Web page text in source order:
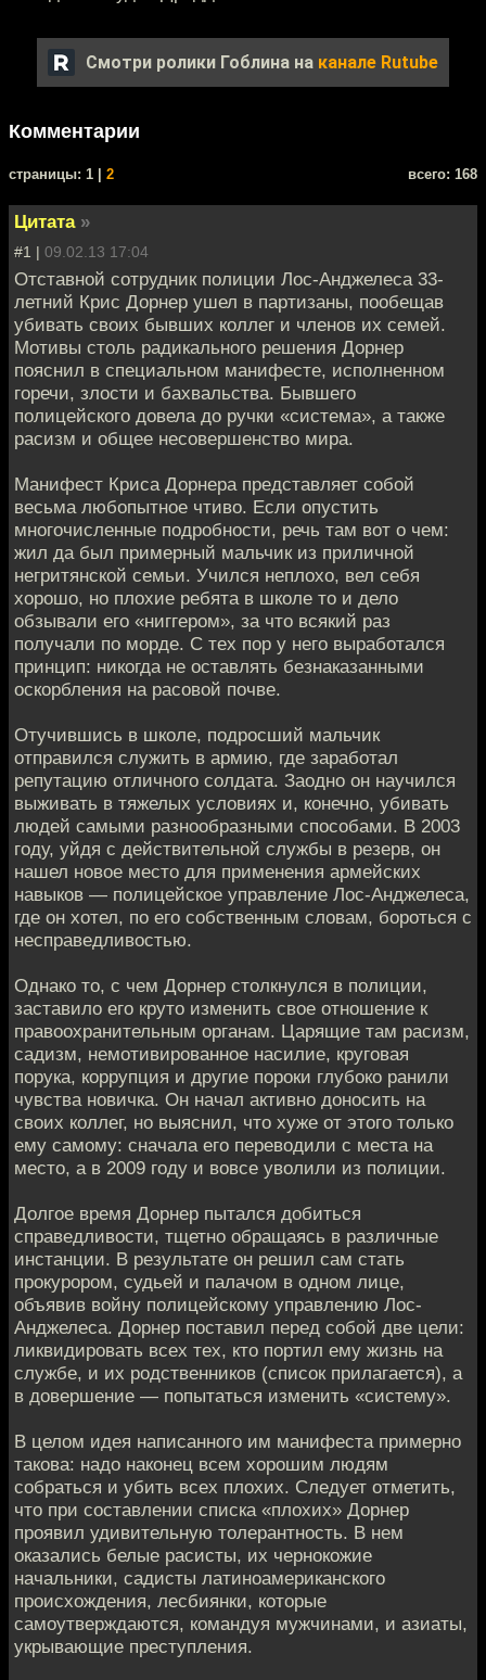
Смотри ролики Гоблина на канале Rutube
Комментарии
cтраницы: 1 | 2 всего: 168
Цитата »
#1 | 09.02.13 17:04
Отставной сотрудник полиции Лос-Анджелеса 33-
летний Крис Дорнер ушел в партизаны, пообещав
убивать своих бывших коллег и членов их семей.
Мотивы столь радикального решения Дорнер
пояснил в специальном манифесте, исполненном
горечи, злости и бахвальства. Бывшего
полицейского довела до ручки «система», а также
расизм и общее несовершенство мира.
Манифест Криса Дорнера представляет собой
весьма любопытное чтиво. Если опустить
многочисленные подробности, речь там вот о чем:
жил да был примерный мальчик из приличной
негритянской семьи. Учился неплохо, вел себя
хорошо, но плохие ребята в школе то и дело
обзывали его «ниггером», за что всякий раз
получали по морде. С тех пор у него выработался
принцип: никогда не оставлять безнаказанными
оскорбления на расовой почве.
Отучившись в школе, подросший мальчик
отправился служить в армию, где заработал
репутацию отличного солдата. Заодно он научился
выживать в тяжелых условиях и, конечно, убивать
людей самыми разнообразными способами. В 2003
году, уйдя с действительной службы в резерв, он
нашел новое место для применения армейских
навыков — полицейское управление Лос-Анджелеса,
где он хотел, по его собственным словам, бороться с
несправедливостью.
Однако то, с чем Дорнер столкнулся в полиции,
заставило его круто изменить свое отношение к
правоохранительным органам. Царящие там расизм,
садизм, немотивированное насилие, круговая
порука, коррупция и другие пороки глубоко ранили
чувства новичка. Он начал активно доносить на
своих коллег, но выяснил, что хуже от этого только
ему самому: сначала его переводили с места на
место, а в 2009 году и вовсе уволили из полиции.
Долгое время Дорнер пытался добиться
справедливости, тщетно обращаясь в различные
инстанции. В результате он решил сам стать
прокурором, судьей и палачом в одном лице,
объявив войну полицейскому управлению Лос-
Анджелеса. Дорнер поставил перед собой две цели:
ликвидировать всех тех, кто портил ему жизнь на
службе, и их родственников (список прилагается), а
в довершение — попытаться изменить «систему».
В целом идея написанного им манифеста примерно
такова: надо наконец всем хорошим людям
собраться и убить всех плохих. Следует отметить,
что при составлении списка «плохих» Дорнер
проявил удивительную толерантность. В нем
оказались белые расисты, их чернокожие
начальники, садисты латиноамериканского
происхождения, лесбиянки, которые
самоутверждаются, командуя мужчинами, и азиаты,
укрывающие преступления.